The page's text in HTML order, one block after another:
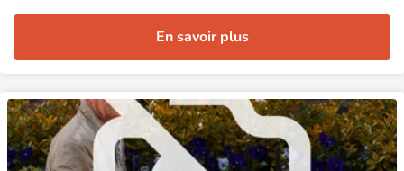
En savoir plus